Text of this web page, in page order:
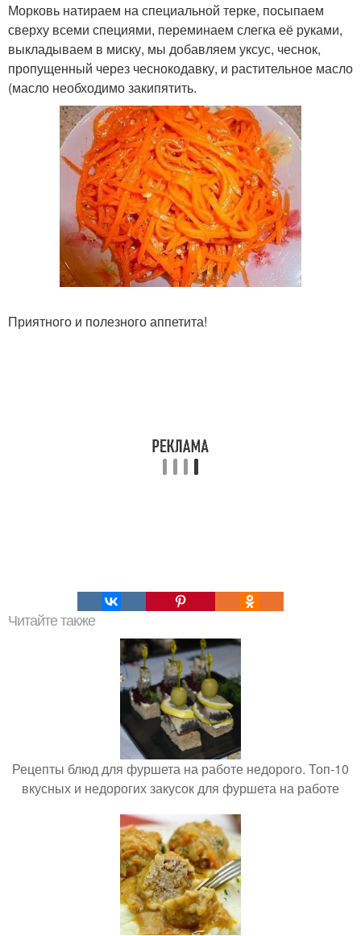
Морковь натираем на специальной терке, посыпаем
сверху всеми специями, переминаем слегка её руками,
выкладываем в миску, мы добавляем уксус, чеснок,
пропущенный через чеснокодавку, и растительное масло
(масло необходимо закипятить.
Приятного и полезного аппетита!
Читайте также
Рецепты блюд для фуршета на работе недорого. Топ-10
вкусных и недорогих закусок для фуршета на работе